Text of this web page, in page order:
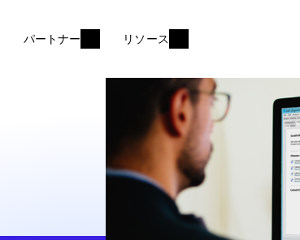
パートナー リソース